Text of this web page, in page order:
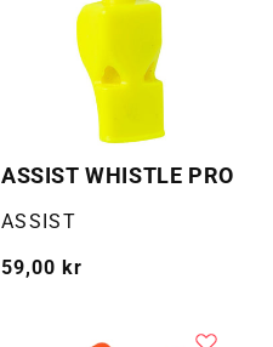
ASSIST WHISTLE PRO
Selger:
ASSIST
Vanlig
59,00 kr